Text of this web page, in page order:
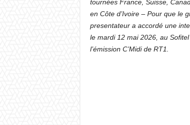
tournées France, Suisse,
en Côte d’Ivoire – Pour que le
presentateur a accordé une
le mardi 12 mai 2026, au
l’émission C’Midi de RT1.